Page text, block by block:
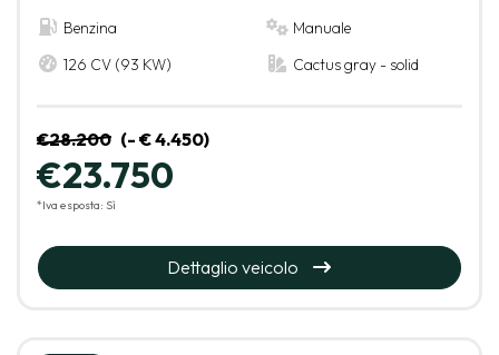
Benzina
Manuale
126 CV (93 KW)
Cactus gray - solid
€28.200 (- € 4.450)
€23.750
*Iva esposta: Sì
Dettaglio veicolo